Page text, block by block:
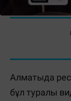
Алматыда
бұл туралы